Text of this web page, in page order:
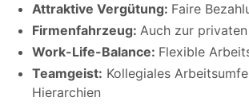
Attraktive Vergütung: Faire
Firmenfahrzeug: Auch zur
Work-Life-Balance: Flexible
Teamgeist: Kollegiales
Hierarchien